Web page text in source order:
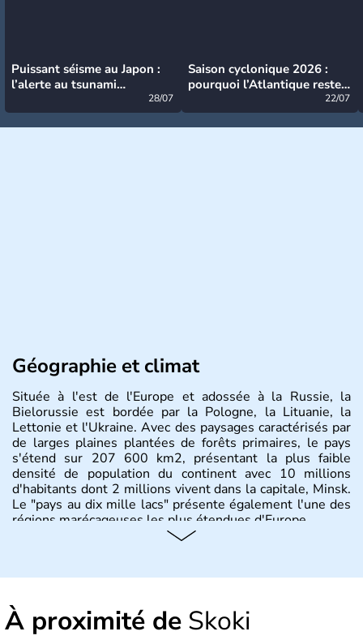
Puissant séisme au Japon :
l’alerte au tsunami
28/07
Saison cyclonique 2026 :
pourquoi l’Atlantique reste
22/07
Géographie et climat
Située à l'est de l'Europe et adossée à la Russie, la
Bielorussie est bordée par la Pologne, la Lituanie, la
Lettonie et l'Ukraine. Avec des paysages caractérisés par
de larges plaines plantées de forêts primaires, le pays
s'étend sur 207 600 km2, présentant la plus faible
densité de population du continent avec 10 millions
d'habitants dont 2 millions vivent dans la capitale, Minsk.
Le "pays au dix mille lacs" présente également l'une des
régions marécageuses les plus étendues d'Europe.
L'histoire de la Biélorussie correspond à la naissance des
développement de principautés locales comme Pinsk ou
Slutsk qui concurrençaient Kiev en Ukraine. Ancienne
À proximité de Skoki